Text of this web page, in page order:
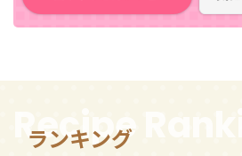
ランキング
Recipe